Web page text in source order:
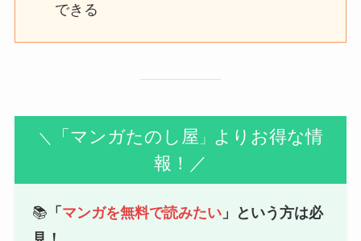
できる
＼ 「マンガたのし屋 」
よりお得な情
報！／
📚 「 マンガを無料で読みたい 」という方は必